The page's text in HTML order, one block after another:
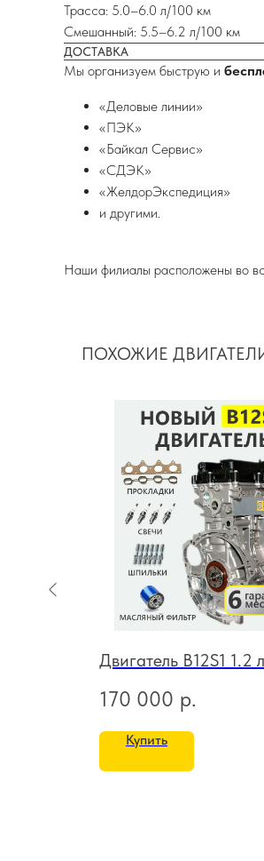
Трасса: 5.0–6.0 л/100 км
Смешанный: 5.5–6.2 л/100 км
ДОСТАВКА
Мы организуем быструю и
«Деловые линии»
«ПЭК»
«Байкал Сервис»
«СДЭК»
«ЖелдорЭкспедиция»
и другими.
Наши филиалы расположены во
ПОХОЖИЕ
Двигатель B12S1 1.2 л
170 000 р.
Купить